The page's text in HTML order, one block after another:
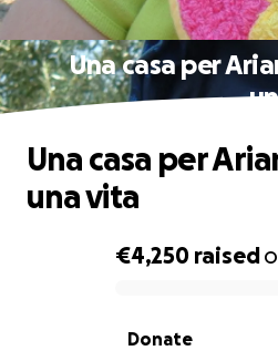
Una casa per
0% complete
€4,250 raised
Donate
Una casa per
una vita